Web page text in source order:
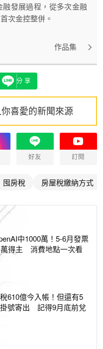
發展過程，從多次金融
次金控整併。
作品集
分享
喜愛的新聞來源
好友 訂閱
囤房稅 房屋稅繳納方式
中1000萬！5-6月發票
萬得主 消費地點一次看
610億今入帳！但還有5
號寄出 記得9月底前兌